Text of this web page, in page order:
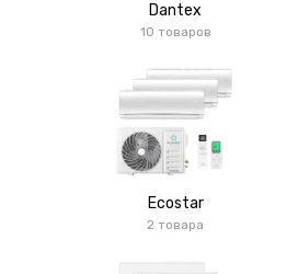
Dantex
10 товаров
Ecostar
2 товара